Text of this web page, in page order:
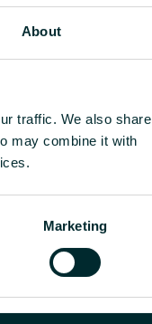
About
traffic. We also share
may combine it with
Marketing